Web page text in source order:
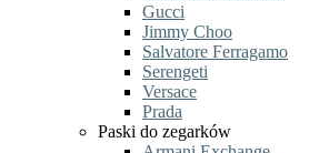
Gucci
Jimmy Choo
Salvatore Ferragamo
Serengeti
Versace
Prada
Paski do zegarków